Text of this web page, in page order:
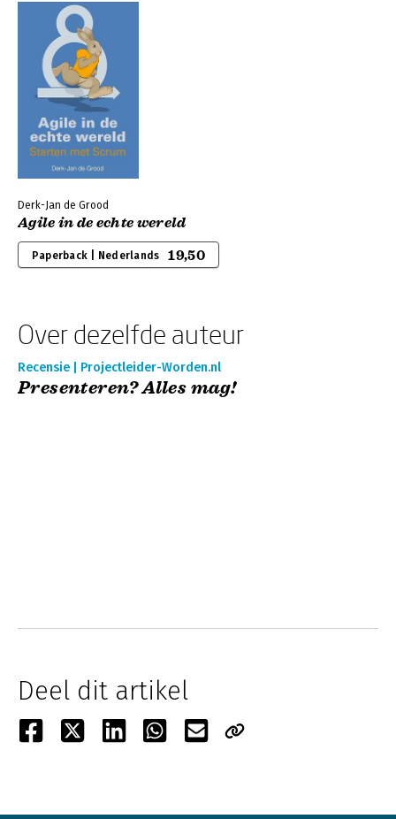
Derk-Jan de Grood
Agile in de echte wereld
Paperback | Nederlands 19,50
Over dezelfde auteur
Recensie | Projectleider-Worden.nl
Presenteren? Alles mag!
Deel dit artikel